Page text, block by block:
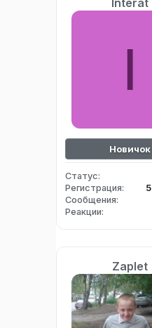
Interat
I
Новичок
Статус
Регистрация
Сообщения
Реакции
Zaplet